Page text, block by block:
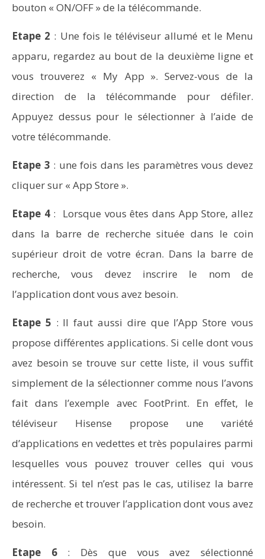
bouton « ON/OFF » de la télécommande.
Etape 2 : Une fois le téléviseur allumé et le Menu
apparu, regardez au bout de la deuxième ligne et
vous trouverez « My App ». Servez-vous de la
direction de la télécommande pour défiler.
Appuyez dessus pour le sélectionner à l’aide de
votre télécommande.
Etape 3 : une fois dans les paramètres vous devez
cliquer sur « App Store ».
Etape 4: Lorsque vous êtes dans App Store, allez
dans la barre de recherche située dans le coin
supérieur droit de votre écran. Dans la barre de
recherche, vous devez inscrire le nom de
l’application dont vous avez besoin.
Etape 5 : Il faut aussi dire que l’App Store vous
propose différentes applications. Si celle dont vous
avez besoin se trouve sur cette liste, il vous suffit
simplement de la sélectionner comme nous l’avons
fait dans l’exemple avec FootPrint. En effet, le
téléviseur Hisense propose une variété
d’applications en vedettes et très populaires parmi
lesquelles vous pouvez trouver celles qui vous
intéressent. Si tel n’est pas le cas, utilisez la barre
de recherche et trouver l’application dont vous avez
besoin.
Etape 6: Dès que vous avez sélectionné